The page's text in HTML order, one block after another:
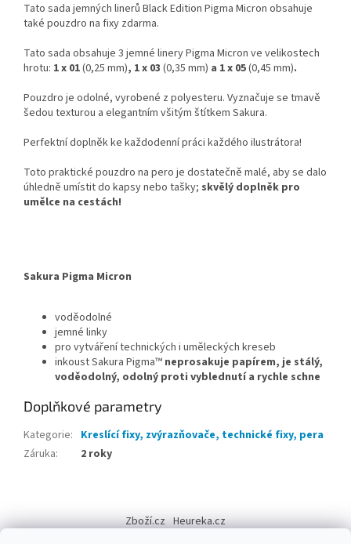
Tato sada jemných linerů Black Edition Pigma Micron obsahuje
také pouzdro na fixy zdarma.
Tato sada obsahuje 3 jemné linery Pigma Micron ve velikostech
hrotu: 1 x 01(0,25 mm), 1 x 03 (0,35 mm) a 1 x 05(0,45 mm).
Pouzdro je odolné, vyrobené z polyesteru. Vyznačuje se tmavě
šedou texturou a elegantním všitým štítkem Sakura.
Perfektní doplněk ke každodenní práci každého ilustrátora!
Toto praktické pouzdro na pero je dostatečně malé, aby se dalo
úhledně umístit do kapsy nebo tašky; skvělý doplněk pro
umělce na cestách!
Sakura Pigma Micron
voděodolné
jemné linky
pro vytváření technických i uměleckých kreseb
inkoust Sakura Pigma™ neprosakuje papírem, je stálý,
voděodolný, odolný proti vyblednutí a rychle schne
Doplňkové parametry
Kategorie: Kreslící fixy, zvýrazňovače, technické fixy, pera
Záruka: 2 roky
p
Zboží.cz Heureka.cz